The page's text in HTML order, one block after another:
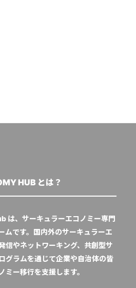
HUB とは？
、サーキュラーエコノミー専門
ムです。国内外のサーキュラーエ
信やネットワーキング、共創型サ
グラムを通じて企業や自治体の皆
ミー移行を支援します。